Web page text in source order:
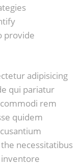
provide
adipisicing
qui pariatur
rem
quidem
necessitatibus